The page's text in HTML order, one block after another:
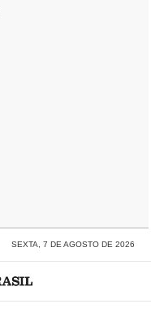
SEXTA, 7 DE AGOSTO DE 2026